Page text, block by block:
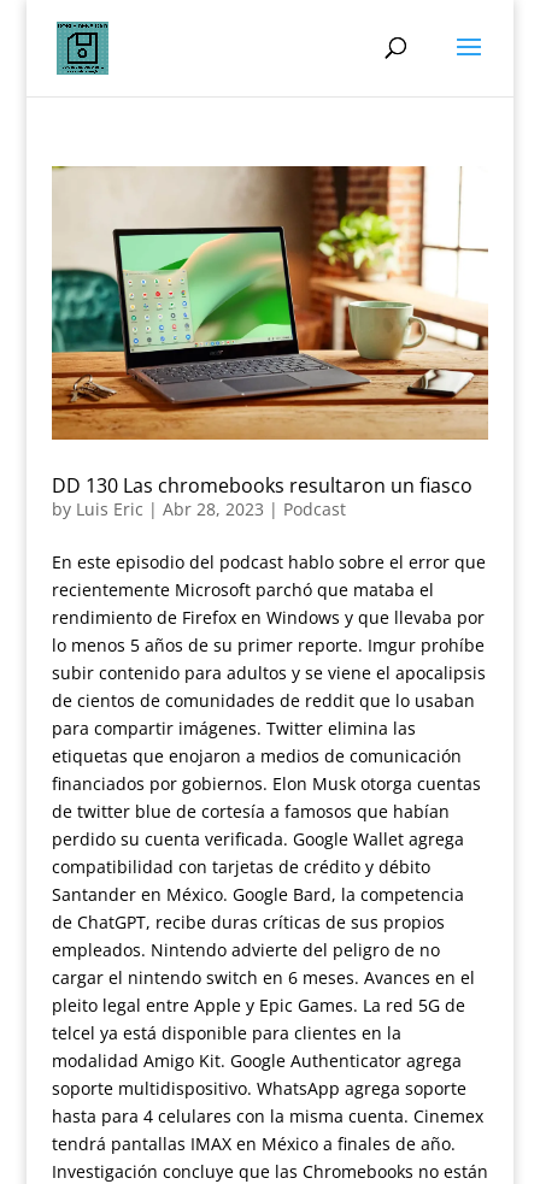
DD 130 Las chromebooks resultaron un fiasco
by Luis Eric | Abr 28, 2023 | Podcast
En este episodio del podcast hablo sobre el error que
recientemente Microsoft parchó que mataba el
rendimiento de Firefox en Windows y que llevaba por
lo menos 5 años de su primer reporte. Imgur prohíbe
subir contenido para adultos y se viene el apocalipsis
de cientos de comunidades de reddit que lo usaban
para compartir imágenes. Twitter elimina las
etiquetas que enojaron a medios de comunicación
financiados por gobiernos. Elon Musk otorga cuentas
de twitter blue de cortesía a famosos que habían
perdido su cuenta verificada. Google Wallet agrega
compatibilidad con tarjetas de crédito y débito
Santander en México. Google Bard, la competencia
de ChatGPT, recibe duras críticas de sus propios
empleados. Nintendo advierte del peligro de no
cargar el nintendo switch en 6 meses. Avances en el
pleito legal entre Apple y Epic Games. La red 5G de
telcel ya está disponible para clientes en la
modalidad Amigo Kit. Google Authenticator agrega
soporte multidispositivo. WhatsApp agrega soporte
hasta para 4 celulares con la misma cuenta. Cinemex
tendrá pantallas IMAX en México a finales de año.
Investigación concluye que las Chromebooks no están